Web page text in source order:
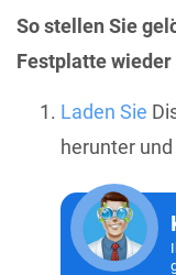
So stellen Sie
Festplatte wieder
Laden Sie
herunter